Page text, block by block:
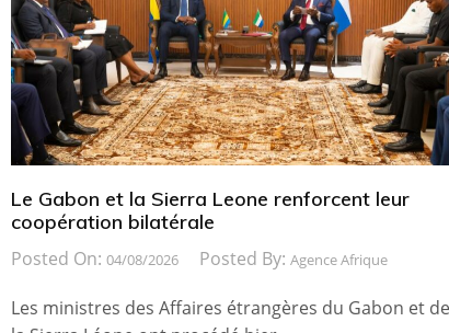
Le Gabon et la Sierra Leone renforcent leur
coopération bilatérale
Posted On: 04/08/2026 Posted By: Agence Afrique
Les ministres des Affaires étrangères du Gabon et de